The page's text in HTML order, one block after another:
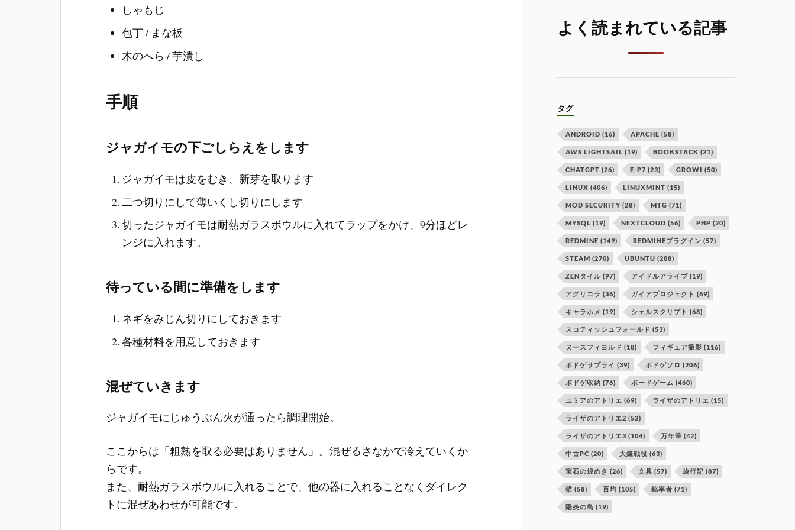
しゃもじ
包丁 / まな板
木のへら / 芋潰し
手順
ジャガイモの下ごしらえをします
ジャガイモは皮をむき、新芽を取ります
二つ切りにして薄いくし切りにします
切ったジャガイモは耐熱ガラスボウルに入れてラップをかけ、9分ほどレ
ンジに入れます。
待っている間に準備をします
ネギをみじん切りにしておきます
各種材料を用意しておきます
混ぜていきます
ジャガイモにじゅうぶん火が通ったら調理開始。
ここからは「粗熱を取る必要はありません」。混ぜるさなかで冷えていくか
らです。
また、耐熱ガラスボウルに入れることで、他の器に入れることなくダイレク
トに混ぜあわせが可能です。
よく読まれている記事
タグ
ANDROID (16) APACHE (58)
AWS LIGHTSAIL (19) BOOKSTACK (21)
CHATGPT (26) E-P7 (23) GROWI (50)
LINUX (406) LINUXMINT (15)
MOD SECURITY (28) MTG (71)
MYSQL (19) NEXTCLOUD (56) PHP (20)
REDMINE (149) REDMINEプラグイン (57)
STEAM (270) UBUNTU (288)
ZENタイル (97) アイドルアライブ (19)
アグリコラ (36) ガイアプロジェクト (69)
キャラホメ (19) シェルスクリプト (68)
スコティッシュフォールド (53)
ヌースフィヨルド (18) フィギュア撮影 (116)
ボドゲサプライ (39) ボドゲソロ (206)
ボドゲ収納 (76) ボードゲーム (460)
ユミアのアトリエ (69) ライザのアトリエ (15)
ライザのアトリエ2 (52)
ライザのアトリエ3 (104) 万年筆 (42)
中古PC (20) 大鎌戦役 (63)
宝石の煌めき (26) 文具 (57) 旅行記 (87)
猫 (58) 百均 (105) 統率者 (71)
陽炎の島 (19)